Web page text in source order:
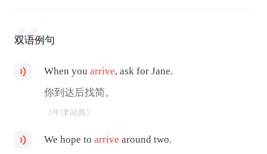
双语例句
When youarrive, ask for Jane.
你到达后找简。
《牛津词典》
We hope toarrive around two.